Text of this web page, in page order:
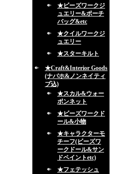
★ビーズワークジ
ュエリー&ポーチ
バッグ&etc
★クイルワークジ
ュエリー
★スターキルト
★Craft&Interior Goods
(ナバホ&ノンネイティ
ブ込)
★スカル&ウォー
ボンネット
★ビーズワークド
ール&小物
★キャラクターモ
チーフ(ビーズワ
ークドール&サン
ドペイントetc)
★フェテッシュ